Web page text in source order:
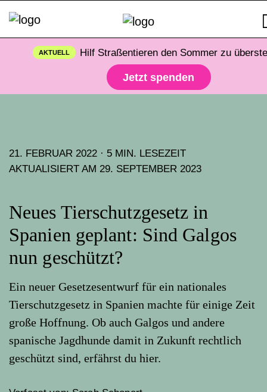
AKTUELL Hilf Straßentieren den Sommer zu
Jetzt spenden
21. FEBRUAR 2022 · 5 MIN. LESEZEIT
AKTUALISIERT AM 29. SEPTEMBER 2023
Neues Tierschutzgesetz in
Spanien geplant: Sind Galgos
nun geschützt?
Ein neuer Gesetzesentwurf für ein nationales
Tierschutzgesetz in Spanien machte für einige Zeit
große Hoffnung. Ob auch Galgos und andere
spanische Jagdhunde damit in Zukunft rechtlich
geschützt sind, erfährst du hier.